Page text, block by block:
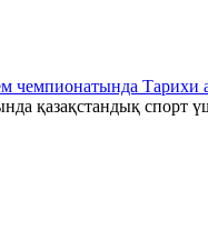
чемпионатында Тарихи
қазақстандық спорт